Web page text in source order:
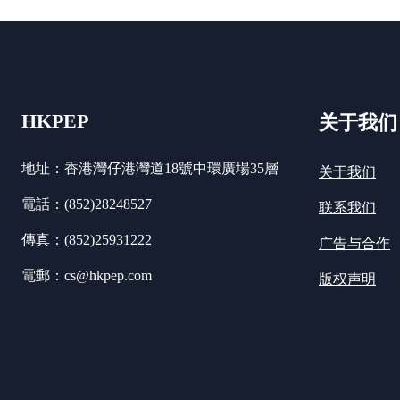
HKPEP
地址：香港灣仔港灣道18號中環廣場35層
電話：(852)28248527
傳真：(852)25931222
電郵：cs@hkpep.com
关于我们
关于我们
联系我们
广告与合作
版权声明